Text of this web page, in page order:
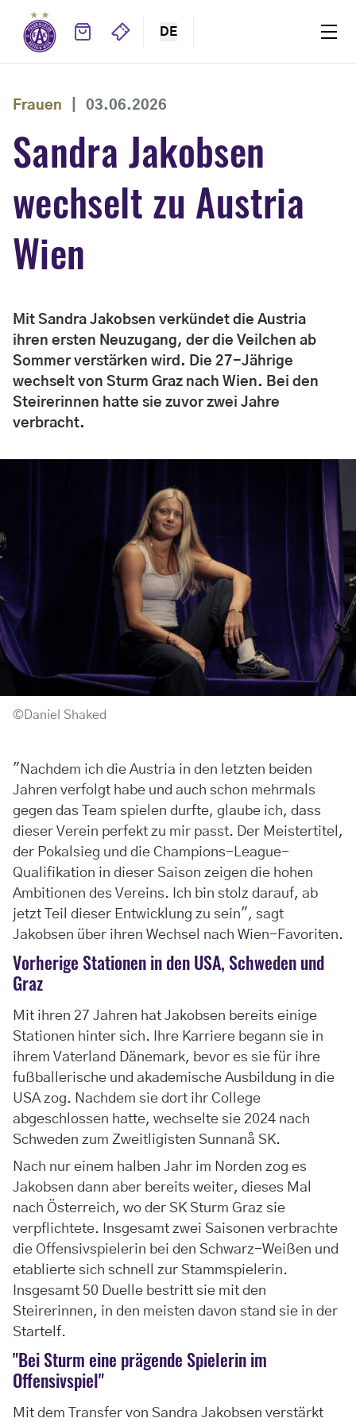
DE
Frauen 03.06.2026
Sandra Jakobsen
wechselt zu Austria
Wien
Mit Sandra Jakobsen verkündet die Austria
ihren ersten Neuzugang, der die Veilchen ab
Sommer verstärken wird. Die 27-Jährige
wechselt von Sturm Graz nach Wien. Bei den
Steirerinnen hatte sie zuvor zwei Jahre
verbracht.
©Daniel Shaked
"Nachdem ich die Austria in den letzten beiden
Jahren verfolgt habe und auch schon mehrmals
gegen das Team spielen durfte, glaube ich, dass
dieser Verein perfekt zu mir passt. Der Meistertitel,
der Pokalsieg und die Champions-League-
Qualifikation in dieser Saison zeigen die hohen
Ambitionen des Vereins. Ich bin stolz darauf, ab
jetzt Teil dieser Entwicklung zu sein", sagt
Jakobsen über ihren Wechsel nach Wien-Favoriten.
Vorherige Stationen in den USA, Schweden und
Graz
Mit ihren 27 Jahren hat Jakobsen bereits einige
Stationen hinter sich. Ihre Karriere begann sie in
ihrem Vaterland Dänemark, bevor es sie für ihre
fußballerische und akademische Ausbildung in die
USA zog. Nachdem sie dort ihr College
abgeschlossen hatte, wechselte sie 2024 nach
Schweden zum Zweitligisten Sunnanå SK.
Nach nur einem halben Jahr im Norden zog es
Jakobsen dann aber bereits weiter, dieses Mal
nach Österreich, wo der SK Sturm Graz sie
verpflichtete. Insgesamt zwei Saisonen verbrachte
die Offensivspielerin bei den Schwarz-Weißen und
etablierte sich schnell zur Stammspielerin.
Insgesamt 50 Duelle bestritt sie mit den
Steirerinnen, in den meisten davon stand sie in der
Startelf.
"Bei Sturm eine prägende Spielerin im
Offensivspiel"
Mit dem Transfer von Sandra Jakobsen verstärkt